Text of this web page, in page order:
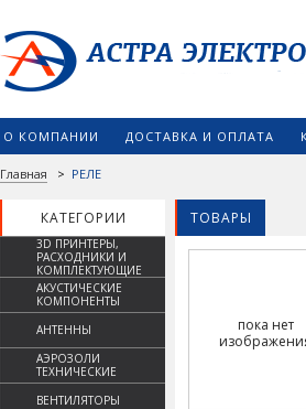
О КОМПАНИИ ДОСТАВКА И ОПЛАТА
Главная > РЕЛЕ
КАТЕГОРИИ ТОВАРЫ
3D ПРИНТЕРЫ,
РАСХОДНИКИ И
КОМПЛЕКТУЮЩИЕ
АКУСТИЧЕСКИЕ
КОМПОНЕНТЫ
АНТЕННЫ
АЭРОЗОЛИ
ТЕХНИЧЕСКИЕ
ВЕНТИЛЯТОРЫ
пока нет